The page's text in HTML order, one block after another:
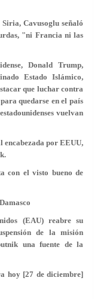
Cavusoglu señaló
"ni Francia ni las
Donald Trump,
Estado Islámico,
que luchar contra
quedarse en el país
vuelvan
por EEUU,
con el visto bueno de
(EAU) reabre su
de la misión
una fuente de la
hoy [27 de diciembre]